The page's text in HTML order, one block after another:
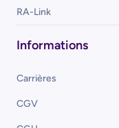
RA-Link
Informations
Carrières
CGV